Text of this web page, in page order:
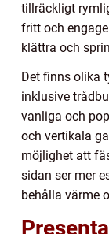
tillräckligt
fritt och
klättra och
Det finns olika
inklusive
vanliga och
och vertikala
möjlighet att
sidan ser mer
behålla värme